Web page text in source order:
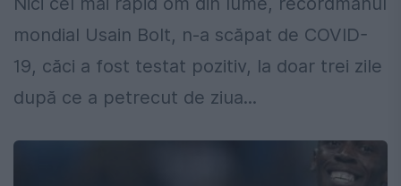
mondial Usain Bolt, n-a scăpat de COVID-
19, căci a fost testat pozitiv, la doar trei zile
după ce a petrecut de ziua...